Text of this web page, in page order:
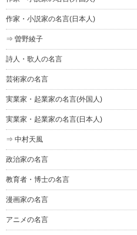
作家・小説家の名言(日本人)
⇒ 曽野綾子
詩人・歌人の名言
芸術家の名言
実業家・起業家の名言(外国人)
実業家・起業家の名言(日本人)
⇒ 中村天風
政治家の名言
教育者・博士の名言
漫画家の名言
アニメの名言